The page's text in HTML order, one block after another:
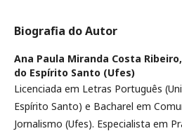
Biografia do Autor
Ana Paula Miranda Costa Ribeiro,
do Espírito Santo (Ufes)
Licenciada em Letras Português
Espírito Santo) e Bacharel em
Jornalismo (Ufes). Especialista em